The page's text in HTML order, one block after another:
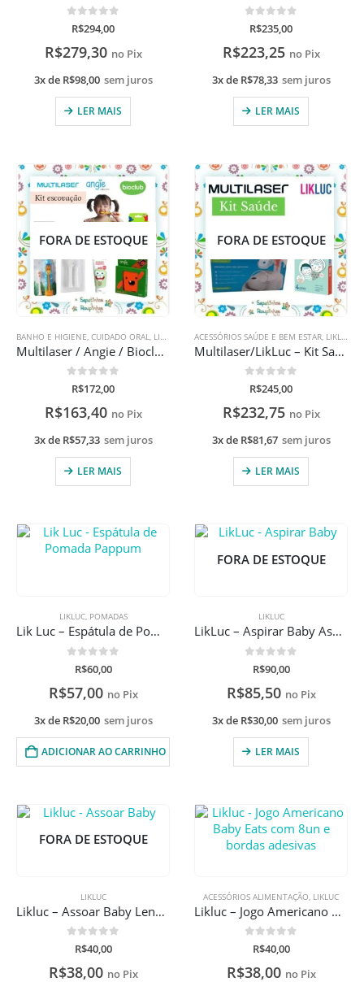
0de 5
R$294,00
R$279,30 no Pix
3x de R$98,00 sem juros
LER MAIS
0de 5
R$235,00
R$223,25 no Pix
3x de R$78,33 sem juros
LER MAIS
FORA DE ESTOQUE
BANHO E HIGIENE, CUIDADO ORAL, LIKLUC
Multilaser / Angie / Bioclub – Kit escovação com gravação a laser.
0de 5
R$172,00
R$163,40 no Pix
3x de R$57,33 sem juros
LER MAIS
FORA DE ESTOQUE
ACESSÓRIOS SAÚDE E BEM ESTAR, LIKLUC
Multilaser/LikLuc – Kit Saúde
0de 5
R$245,00
R$232,75 no Pix
3x de R$81,67 sem juros
LER MAIS
LIKLUC, POMADAS
Lik Luc – Espátula de Pomada Pappum
de 5
R$60,00
R$57,00 no Pix
3x de R$20,00 sem juros
ADICIONAR AO CARRINHO
FORA DE ESTOQUE
LIKLUC
LikLuc – Aspirar Baby Aspirador Nasal Para Bebês
de 5
R$90,00
R$85,50 no Pix
3x de R$30,00 sem juros
LER MAIS
FORA DE ESTOQUE
LIKLUC
Likluc – Assoar Baby Lenços Umedecidos
de 5
R$40,00
R$38,00 no Pix
ACESSÓRIOS ALIMENTAÇÃO LIKLUC
Likluc – Jogo Americano Baby Eats com 8un e bordas adesivas
de 5
R$40,00
R$38,00 no Pix